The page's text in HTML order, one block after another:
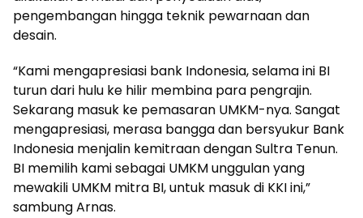
pengembangan hingga teknik pewarnaan dan
desain.
“Kami mengapresiasi bank Indonesia, selama ini BI
turun dari hulu ke hilir membina para pengrajin.
Sekarang masuk ke pemasaran UMKM-nya. Sangat
mengapresiasi, merasa bangga dan bersyukur Bank
Indonesia menjalin kemitraan dengan Sultra Tenun.
BI memilih kami sebagai UMKM unggulan yang
mewakili UMKM mitra BI, untuk masuk di KKI ini,”
sambung Arnas.